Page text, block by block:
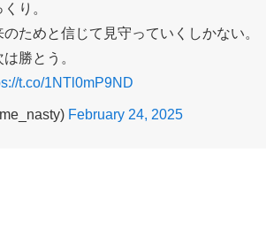
り。
ためと信じて見守っていくしかない。
勝とう。
t.co/1NTl0mP9ND
February 24, 2025